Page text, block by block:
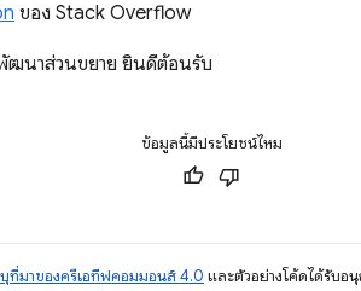
ของ Stack Overflow
นาส่วนขยาย ยินดีต้อนรับ
ข้อมูลนี้มีประโยชน์ไหม
ที่มาของครีเอทีฟคอมมอนส์ 4.0 และตัวอย่างโค้ดได้รับอ